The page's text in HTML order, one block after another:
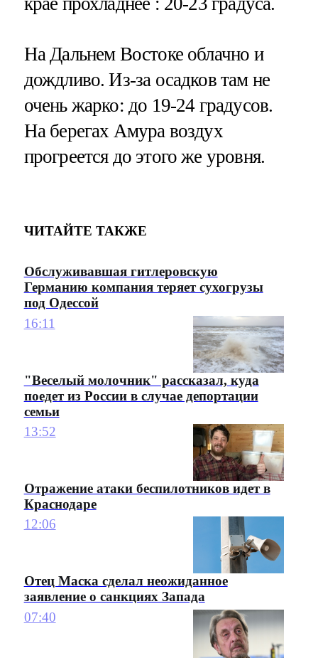
На Дальнем Востоке облачно и
дождливо. Из-за осадков там не
очень жарко: до 19-24 градусов.
На берегах Амура воздух
прогреется до этого же уровня.
ЧИТАЙТЕ ТАКЖЕ
Обслуживавшая гитлеровскую
Германию компания теряет сухогрузы
под Одессой
16:11
"Веселый молочник" рассказал, куда
поедет из России в случае депортации
семьи
13:52
Отражение атаки беспилотников идет в
Краснодаре
12:06
Отец Маска сделал неожиданное
заявление о санкциях Запада
07:40